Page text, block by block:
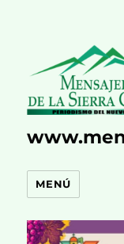
MENÚ